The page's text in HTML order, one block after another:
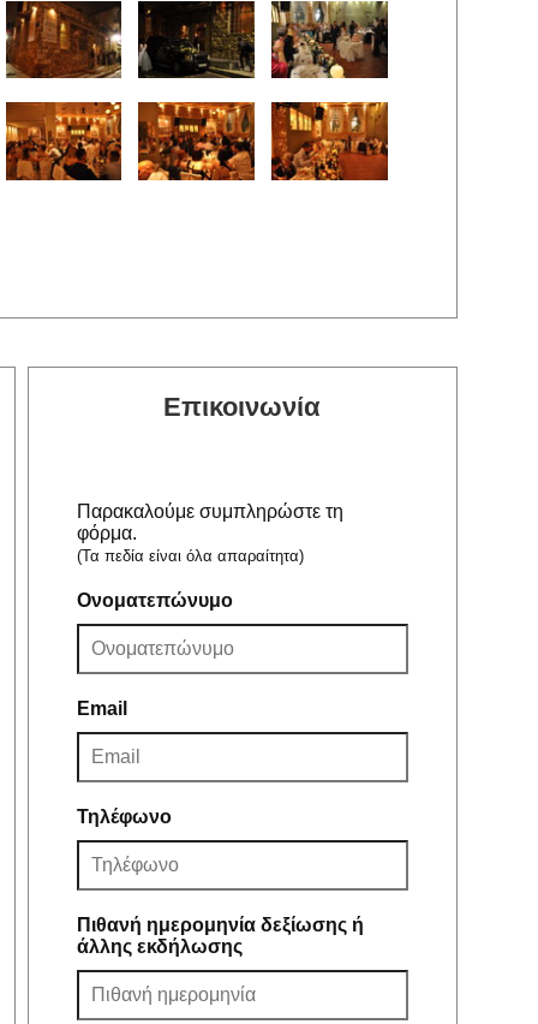
Επικοινωνία
Παρακαλούμε συμπληρώστε τη
φόρμα.
(Τα πεδία είναι όλα απαραίτητα)
Ονοματεπώνυμο
Email
Τηλέφωνο
Πιθανή ημερομηνία δεξίωσης ή
άλλης εκδήλωσης